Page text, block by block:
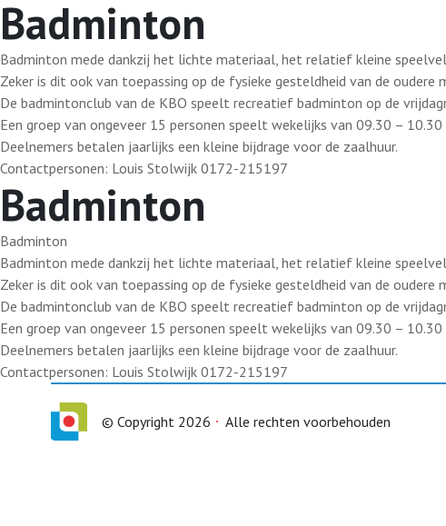
Badminton
Badminton mede dankzij het lichte materiaal, het relatief kleine
Zeker is dit ook van toepassing op de fysieke gesteldheid van de oudere
De badmintonclub van de KBO speelt recreatief badminton op de
Een groep van ongeveer 15 personen speelt wekelijks van 09.30 –
Deelnemers betalen jaarlijks een kleine bijdrage voor de zaalhuur.
Contactpersonen: Louis Stolwijk 0172-215197
Badminton
Badminton
Badminton mede dankzij het lichte materiaal, het relatief kleine
Zeker is dit ook van toepassing op de fysieke gesteldheid van de oudere
De badmintonclub van de KBO speelt recreatief badminton op de
Een groep van ongeveer 15 personen speelt wekelijks van 09.30 –
Deelnemers betalen jaarlijks een kleine bijdrage voor de zaalhuur.
Contactpersonen: Louis Stolwijk 0172-215197
© Copyright 2026 Alle rechten voorbehouden